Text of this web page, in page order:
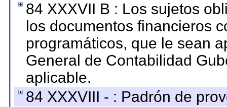
84 XXXVII B : Los sujetos
los documentos financieros
programáticos, que le sean
General de Contabilidad
aplicable.
84 XXXVIII - : Padrón de